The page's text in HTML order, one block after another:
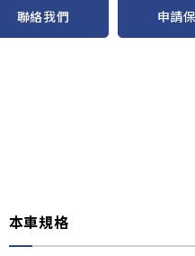
聯絡我們 申請
本車規格